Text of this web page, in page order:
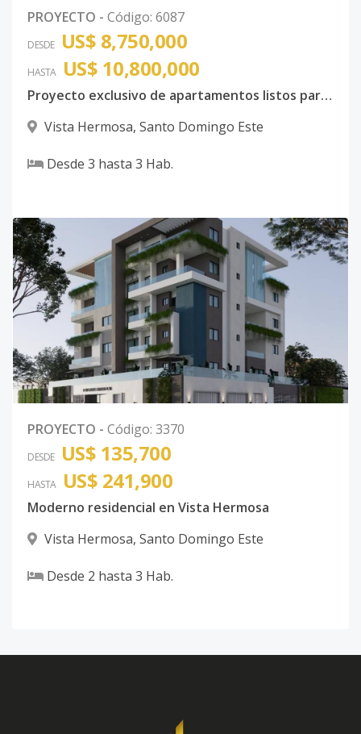
PROYECTO - Código: 6087
DESDE US$ 8,750,000
HASTA US$ 10,800,000
Proyecto exclusivo de apartamentos listos para entrega
Vista Hermosa, Santo Domingo Este
Desde 3 hasta 3 Hab.
PROYECTO - Código: 3370
DESDE US$ 135,700
HASTA US$ 241,900
Moderno residencial en Vista Hermosa
Vista Hermosa, Santo Domingo Este
Desde 2 hasta 3 Hab.